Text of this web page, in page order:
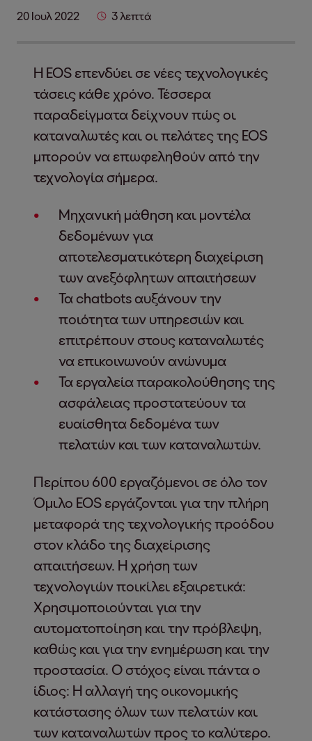
20 Ιουλ 2022 3 λεπτά
Η EOS επενδύει σε νέες τεχνολογικές
τάσεις κάθε χρόνο. Τέσσερα
παραδείγματα δείχνουν πώς οι
καταναλωτές και οι πελάτες της EOS
μπορούν να επωφεληθούν από την
τεχνολογία σήμερα.
Μηχανική μάθηση και μοντέλα
δεδομένων για
αποτελεσματικότερη διαχείριση
των ανεξόφλητων απαιτήσεων
Τα chatbots αυξάνουν την
ποιότητα των υπηρεσιών και
επιτρέπουν στους καταναλωτές
να επικοινωνούν ανώνυμα
Τα εργαλεία παρακολούθησης της
ασφάλειας προστατεύουν τα
ευαίσθητα δεδομένα των
πελατών και των καταναλωτών.
Περίπου 600 εργαζόμενοι σε όλο τον
Όμιλο EOS εργάζονται για την πλήρη
μεταφορά της τεχνολογικής προόδου
στον κλάδο της διαχείρισης
απαιτήσεων. Η χρήση των
τεχνολογιών ποικίλει εξαιρετικά:
Χρησιμοποιούνται για την
αυτοματοποίηση και την πρόβλεψη,
καθώς και για την ενημέρωση και την
προστασία. Ο στόχος είναι πάντα ο
ίδιος: Η αλλαγή της οικονομικής
κατάστασης όλων των πελατών και
των καταναλωτών προς το καλύτερο.